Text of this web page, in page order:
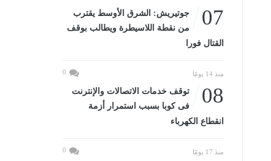
07
جوتيريش: الشرق الأوسط يقترب
من نقطة اللاسيطرة ويطالب بوقف
القتال فورا
منذ 14 يومًا 0
08
توقف خدمات الاتصالات والإنترنت
فى كوبا بسبب استمرار أزمة
انقطاع الكهرباء
منذ 17 يومًا 0